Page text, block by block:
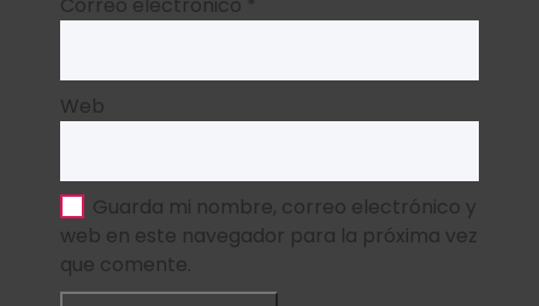
Web
Guarda mi nombre, correo electrónico y
web en este navegador para la próxima vez
que comente.